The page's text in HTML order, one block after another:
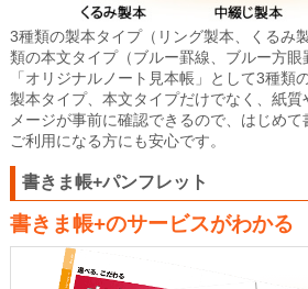
3種類の製本タイプ（リング製本、くるみ
類の本文タイプ（ブルー罫線、ブルー方
「オリジナルノート見本帳」として3種類
製本タイプ、本文タイプだけでなく、紙質
メージが事前に確認できるので、はじめ
ご利用になる方にも安心です。
書きま帳+パンフレット
書きま帳+のサービスがわかる